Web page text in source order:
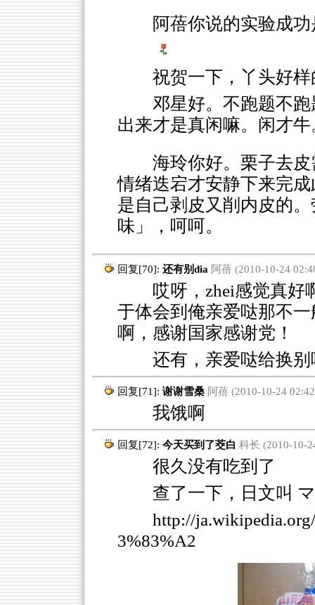
阿蓓你说的实验成
祝贺一下，丫头好样
邓星好。不跑题不
出来才是真闲嘛。闲才牛
海玲你好。栗子去
情绪迭宕才安静下来完
是自己剥皮又削内皮的
味」，呵呵。
回复[70]: 还有别dia 阿蓓 (2010-10-24
哎呀，zhei感觉真好
于体会到俺亲爱哒那不
啊，感谢国家感谢党！
还有，亲爱哒给换
回复[71]: 谢谢雪桑 阿蓓 (2010-10-24
我饿啊
回复[72]: 今天买到了茭白 科长 (2010-10-
很久没有吃到了
查了一下，日文叫
http://
3%83%A2